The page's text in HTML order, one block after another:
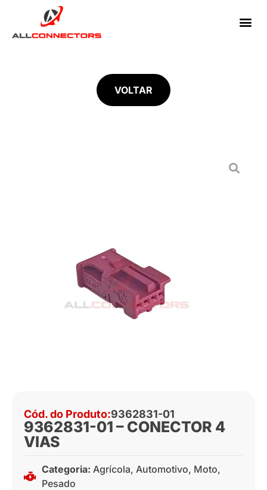
VOLTAR
Cód. do Produto:9362831-01
9362831-01 – CONECTOR 4
VIAS
Categoria: Agrícola, Automotivo, Moto,
Pesado